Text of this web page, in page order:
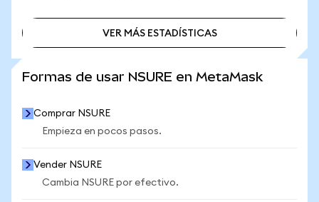
VER MÁS ESTADÍSTICAS
Formas de usar NSURE en MetaMask
Comprar NSURE
Empieza en pocos pasos.
Vender NSURE
Cambia NSURE por efectivo.